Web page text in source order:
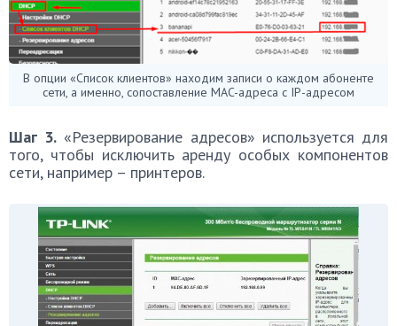
В опции «Список клиентов» находим записи о каждом абоненте
сети, а именно, сопоставление MAC-адреса с IP-адресом
Шаг 3. «Резервирование адресов» используется для
того, чтобы исключить аренду особых компонентов
сети, например – принтеров.